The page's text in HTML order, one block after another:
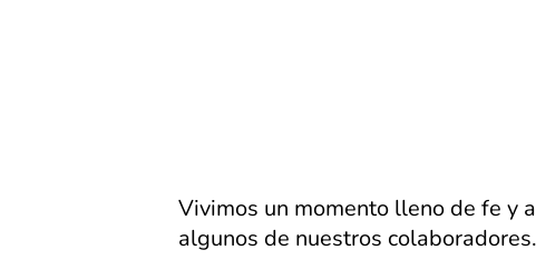
Vivimos un momento lleno de fe y
algunos de nuestros colaboradores.